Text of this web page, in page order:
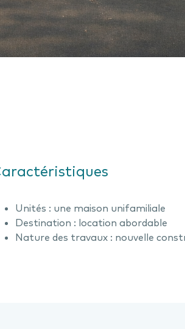
Unités : une maison unifamiliale
Destination : location abordable
Nature des travaux : nouvelle